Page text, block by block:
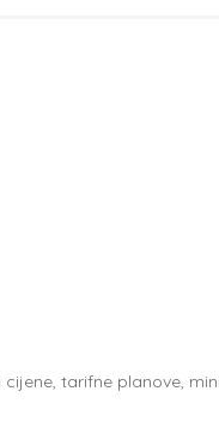
tarifne planove,